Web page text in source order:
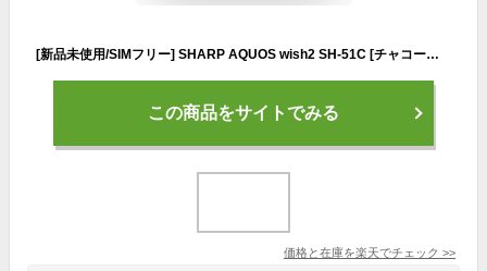
[新品未使用/SIMフリー] SHARP AQUOS wish2 SH-51C [チャコール] docomo版 白ロム スマホ 本体
この商品をサイトでみる
価格と在庫を楽天でチェック >>